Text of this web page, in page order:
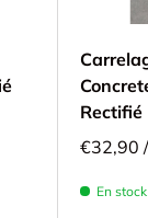
Rectifié
€32,90
En